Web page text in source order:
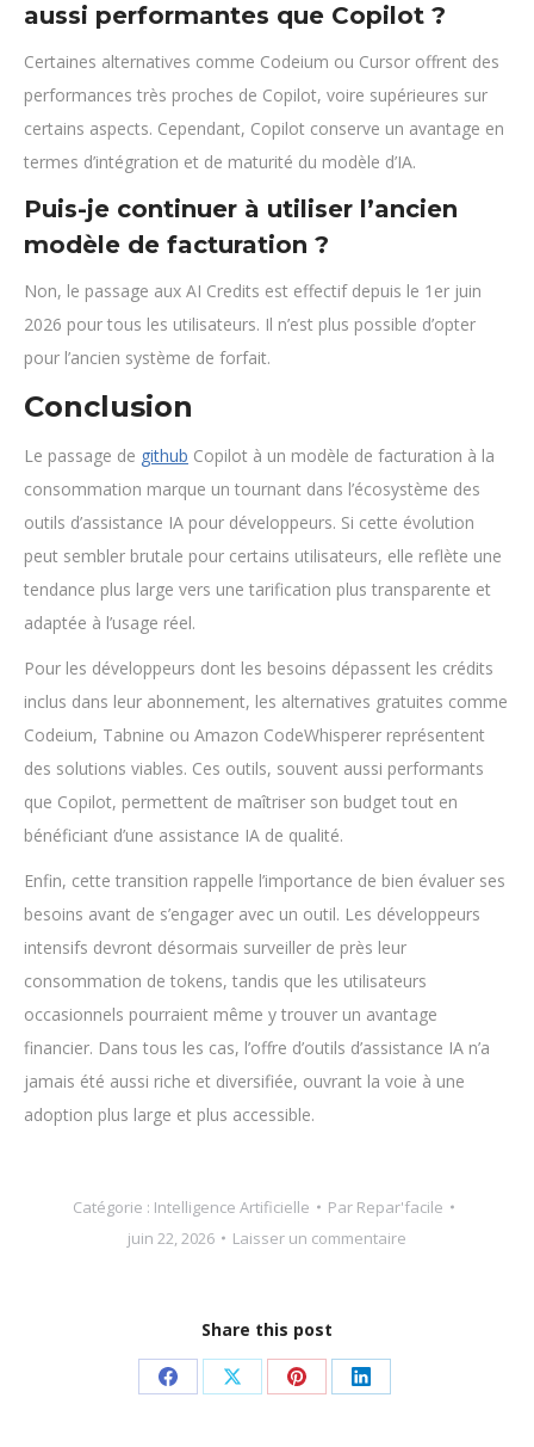
aussi performantes que Copilot ?
Certaines alternatives comme Codeium ou Cursor offrent des
performances très proches de Copilot, voire supérieures sur
certains aspects. Cependant, Copilot conserve un avantage en
termes d’intégration et de maturité du modèle d’IA.
Puis-je continuer à utiliser l’ancien
modèle de facturation ?
Non, le passage aux AI Credits est effectif depuis le 1er juin
2026 pour tous les utilisateurs. Il n’est plus possible d’opter
pour l’ancien système de forfait.
Conclusion
Le passage de github Copilot à un modèle de facturation à la
consommation marque un tournant dans l’écosystème des
outils d’assistance IA pour développeurs. Si cette évolution
peut sembler brutale pour certains utilisateurs, elle reflète une
tendance plus large vers une tarification plus transparente et
adaptée à l’usage réel.
Pour les développeurs dont les besoins dépassent les crédits
inclus dans leur abonnement, les alternatives gratuites comme
Codeium, Tabnine ou Amazon CodeWhisperer représentent
des solutions viables. Ces outils, souvent aussi performants
que Copilot, permettent de maîtriser son budget tout en
bénéficiant d’une assistance IA de qualité.
Enfin, cette transition rappelle l’importance de bien évaluer ses
besoins avant de s’engager avec un outil. Les développeurs
intensifs devront désormais surveiller de près leur
consommation de tokens, tandis que les utilisateurs
occasionnels pourraient même y trouver un avantage
financier. Dans tous les cas, l’offre d’outils d’assistance IA n’a
jamais été aussi riche et diversifiée, ouvrant la voie à une
adoption plus large et plus accessible.
Catégorie : Intelligence Artificielle Par Repar'facile
juin 22, 2026
Laisser un commentaire
Share this post
PartagerPartagerPartagerPartager